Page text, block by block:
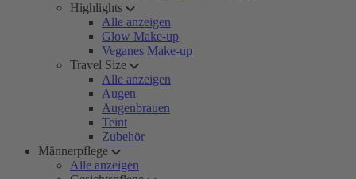
Highlights
Alle anzeigen
Glow Make-up
Veganes Make-up
Travel Size
Alle anzeigen
Augen
Augenbrauen
Teint
Zubehör
Männerpflege
Alle anzeigen